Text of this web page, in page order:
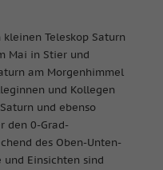
Teleskop Saturn
Mai in Stier und
am Morgenhimmel
und Kollegen
und ebenso
den 0-Grad-
des Oben-Unten-
und Einsichten sind